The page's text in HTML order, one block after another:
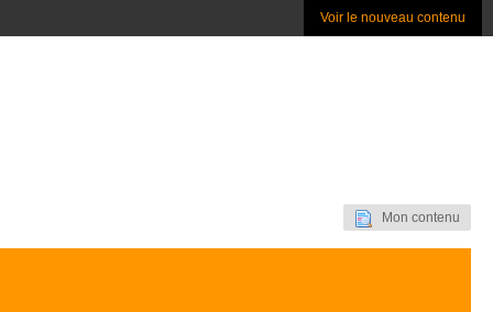
Voir le nouveau contenu
Mon contenu